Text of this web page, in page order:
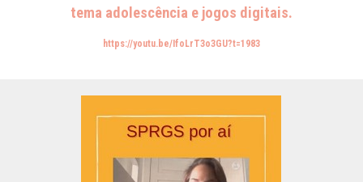
tema adolescência e jogos digitais.
https://youtu.be/IfoLrT3o3GU?t=1983